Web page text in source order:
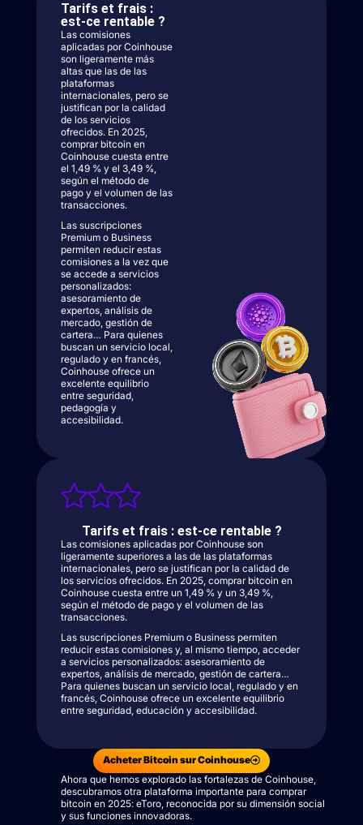
Tarifs et frais :
est-ce rentable ?
Las comisiones
aplicadas por Coinhouse
son ligeramente más
altas que las de las
plataformas
internacionales, pero se
justifican por la calidad
de los servicios
ofrecidos. En 2025,
comprar bitcoin en
Coinhouse cuesta entre
el 1,49 % y el 3,49 %,
según el método de
pago y el volumen de las
transacciones.
Las suscripciones
Premium o Business
permiten reducir estas
comisiones a la vez que
se accede a servicios
personalizados:
asesoramiento de
expertos, análisis de
mercado, gestión de
cartera… Para quienes
buscan un servicio local,
regulado y en francés,
Coinhouse ofrece un
excelente equilibrio
entre seguridad,
pedagogía y
accesibilidad.
Tarifs et frais : est-ce rentable ?
Las comisiones aplicadas por Coinhouse son
ligeramente superiores a las de las plataformas
internacionales, pero se justifican por la calidad de
los servicios ofrecidos. En 2025, comprar bitcoin en
Coinhouse cuesta entre un 1,49 % y un 3,49 %,
según el método de pago y el volumen de las
transacciones.
Las suscripciones Premium o Business permiten
reducir estas comisiones y, al mismo tiempo, acceder
a servicios personalizados: asesoramiento de
expertos, análisis de mercado, gestión de cartera…
Para quienes buscan un servicio local, regulado y en
francés, Coinhouse ofrece un excelente equilibrio
entre seguridad, educación y accesibilidad.
Acheter Bitcoin sur Coinhouse
Ahora que hemos explorado las fortalezas de Coinhouse,
descubramos otra plataforma importante para comprar
bitcoin en 2025: eToro, reconocida por su dimensión social
y sus funciones innovadoras.